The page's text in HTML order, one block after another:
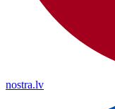
nostra.lv